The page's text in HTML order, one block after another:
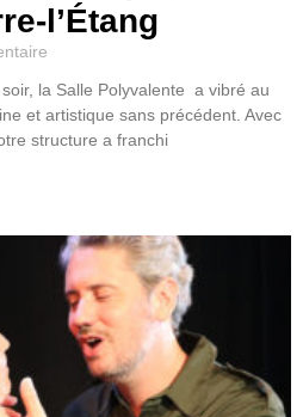
l’Étang
la Salle Polyvalente a vibré au
et artistique sans précédent. Avec
structure a franchi